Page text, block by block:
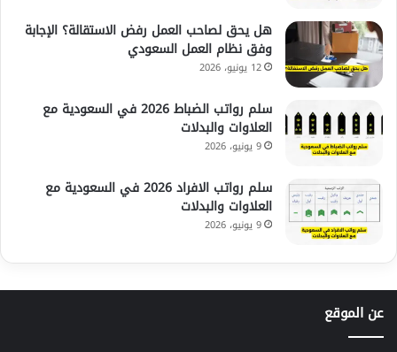
هل يحق لصاحب العمل رفض الاستقالة؟ الإجابة
وفق نظام العمل السعودي
12 يونيو، 2026
سلم رواتب الضباط 2026 في السعودية مع
العلاوات والبدلات
9 يونيو، 2026
سلم رواتب الافراد 2026 في السعودية مع
العلاوات والبدلات
9 يونيو، 2026
عن الموقع